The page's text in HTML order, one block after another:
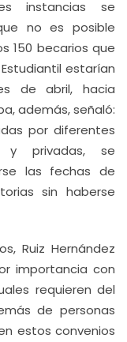
instancias se
no es posible
150 becarios que
estarían
de abril, hacia
además, señaló:
por diferentes
y privadas, se
las fechas de
sin haberse
Ruiz Hernández
importancia con
requieren del
de personas
estos convenios